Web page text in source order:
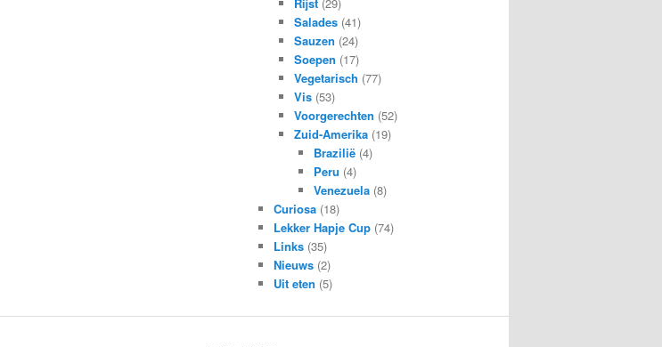
Salades(41)
Sauzen (24)
Soepen (17)
Vegetarisch (77)
Vis(53)
Voorgerechten (52)
Zuid-Amerika(19)
Brazilië (4)
Peru (4)
Venezuela (8)
Curiosa (18)
Lekker Hapje Cup (74)
Links (35)
Nieuws (2)
Uit eten (5)